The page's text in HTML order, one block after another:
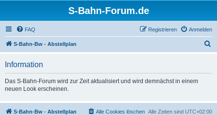
S-Bahn-Forum.de
FAQ Anmelden
Registrieren
S-Bahn-Bw - Abstellplan
Information
Das S-Bahn-Forum wird zur Zeit aktualisiert und wird demnächst in einem
neuen Look erscheinen.
S-Bahn-Bw - Abstellplan Alle Zeiten sind UTC+02:00
Alle Cookies löschen